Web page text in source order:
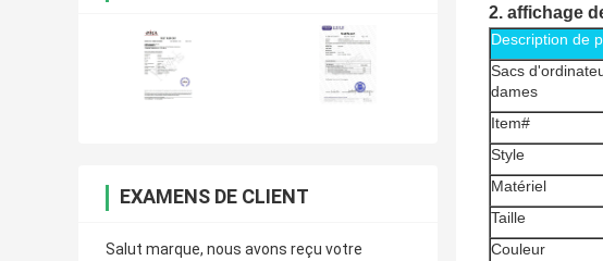
EXAMENS DE CLIENT
Salut marque, nous avons reçu votre
2. affichage
Description de
Sacs
dames
Item#
Style
Matériel
Taille
Couleur